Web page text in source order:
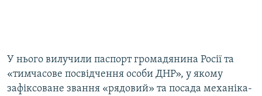
У нього вилучили паспорт громадянина Росії та
«тимчасове посвідчення особи ДНР», у якому
зафіксоване звання «рядовий» та посада механіка-